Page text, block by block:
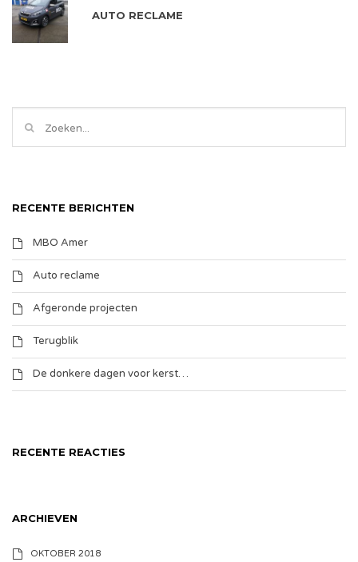
AUTO RECLAME
RECENTE BERICHTEN
MBO Amer
Auto reclame
Afgeronde projecten
Terugblik
De donkere dagen voor kerst…
RECENTE REACTIES
ARCHIEVEN
OKTOBER 2018